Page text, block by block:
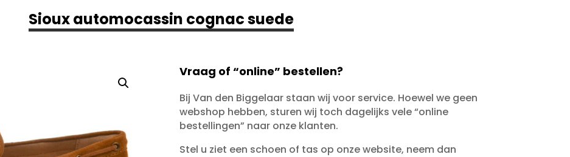
Sioux automocassin cognac suede
Vraag of “online” bestellen?
Bij Van den Biggelaar staan wij voor service. Hoewel we geen
webshop hebben, sturen wij toch dagelijks vele “online
bestellingen” naar onze klanten.
Stel u ziet een schoen of tas op onze website, neem dan